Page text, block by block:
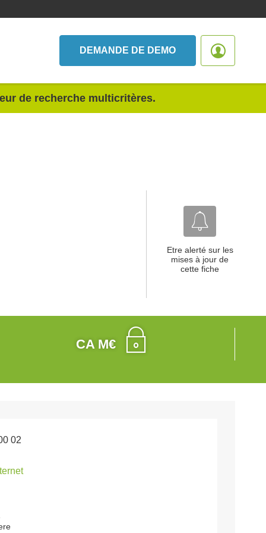
DEMANDE DE DEMO
de recherche multicritères.
Etre alerté sur les
mises à jour de
cette fiche
CA M€
02